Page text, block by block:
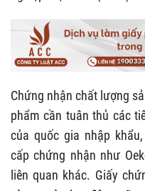
Chứng nhận chất lượng
phẩm cần tuân thủ các
của quốc gia nhập
cấp chứng nhận như
liên quan khác. Giấy